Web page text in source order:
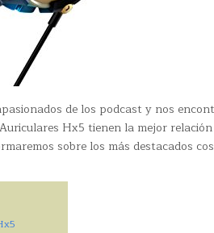
de los podcast y nos
Hx5 tienen la mejor
sobre los más destacados